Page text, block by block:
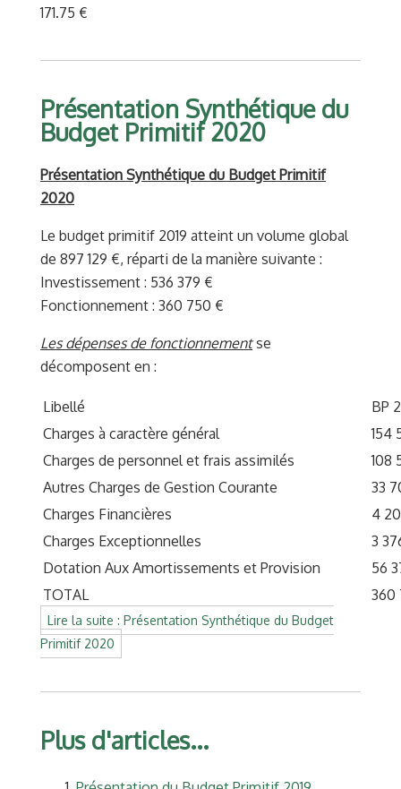
171.75 €
Présentation Synthétique du
Budget Primitif 2020
Présentation Synthétique du Budget Primitif
2020
Le budget primitif 2019 atteint un volume global
de 897 129 €, réparti de la manière suivante :
Investissement : 536 379 €
Fonctionnement : 360 750 €
Les dépenses de fonctionnementse
décomposent en :
Libellé
BP
Charges à caractère général
154
Charges de personnel et frais assimilés
108
Autres Charges de Gestion Courante
33
Charges Financières
4
Charges Exceptionnelles
3
Dotation Aux Amortissements et Provision
56
TOTAL
360
Lire la suite : Présentation Synthétique du Budget
Primitif 2020
Plus d'articles...